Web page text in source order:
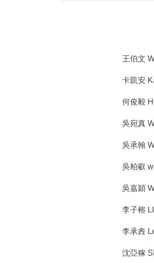
王伯文
卡凱安
何俊毅
吳宛真
吳承翰
吳柏叡
吳嘉穎
李子榕
李承錱
沈亞稼